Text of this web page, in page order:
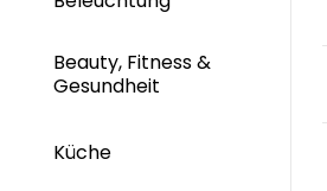
Beauty, Fitness &
Gesundheit
Küche